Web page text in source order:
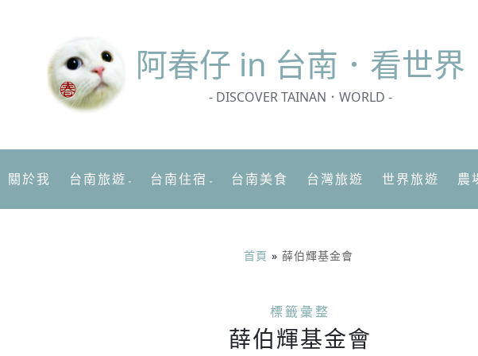
阿春仔 in 台南．看世界
- DISCOVER TAINAN．WORLD -
關於我 台南旅遊 台南住宿 台南美食 台灣旅遊 世界旅遊 農
首頁 » 薛伯輝基金會
標籤彙整
薛伯輝基金會